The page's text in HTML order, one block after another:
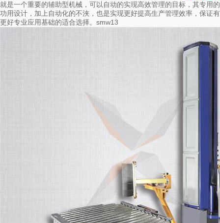
就是一个重要的辅助型机械，可以自动的实现高效管理的目标，其专用的
功用设计，加上自动化的不浃，也是实现更好提高生产管理效率，保证有
更好专业应用基础的适合选择。smw13